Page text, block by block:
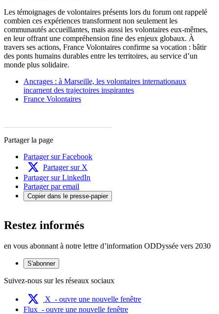
Les témoignages de volontaires présents lors du forum ont rappelé
combien ces expériences transforment non seulement les
communautés accueillantes, mais aussi les volontaires eux-mêmes,
en leur offrant une compréhension fine des enjeux globaux. À
travers ses actions, France Volontaires confirme sa vocation : bâtir
des ponts humains durables entre les territoires, au service d’un
monde plus solidaire.
Ancrages : à Marseille, les volontaires internationaux
incarnent des trajectoires inspirantes
France Volontaires
Partager la page
Partager sur Facebook
Partager sur X
Partager sur LinkedIn
Partager par email
Copier dans le presse-papier
Restez informés
en vous abonnant à notre lettre d’information ODDyssée vers 2030
S'abonner
Suivez-nous sur les réseaux sociaux
X - ouvre une nouvelle fenêtre
Flux - ouvre une nouvelle fenêtre